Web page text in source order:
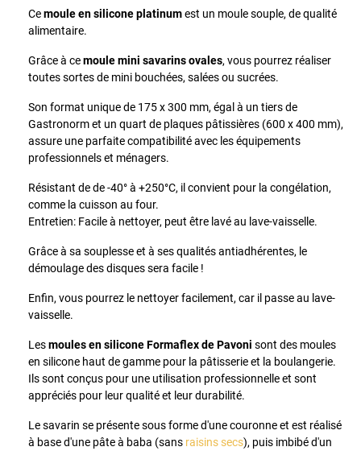
Cemoule en silicone platinumest un moule souple, de qualité
alimentaire.
Grâce à cemoule mini savarins ovales, vous pourrez réaliser
toutes sortes de mini bouchées, salées ou sucrées.
Son format unique de 175 x 300 mm, égal à un tiers de
Gastronorm et un quart de plaques pâtissières (600 x 400 mm),
assure une parfaite compatibilité avec les équipements
professionnels et ménagers.
Résistant de de -40° à +250°C, il convient pour la congélation,
comme la cuisson au four.
Entretien: Facile à nettoyer, peut être lavé au lave-vaisselle.
Grâce à sa souplesse et à ses qualités antiadhérentes, le
démoulage des disques sera facile !
Enfin, vous pourrez le nettoyer facilement, car il passe au lave-
vaisselle.
Lesmoules en silicone Formaflex de Pavoni sont des moules
en silicone haut de gamme pour la pâtisserie et la boulangerie.
Ils sont conçus pour une utilisation professionnelle et sont
appréciés pour leur qualité et leur durabilité.
Le savarin se présente sous forme d'une couronne et est réalisé
à base d'une pâte à baba (sans raisins secs), puis imbibé d'un